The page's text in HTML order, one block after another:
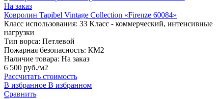
На заказ
Ковролин Tapibel Vintage Collection «Firenze 60084»
Класс использования: 33 Класс - коммерческий, интенсивные
нагрузки
Тип ворса: Петлевой
Пожарная безопасность: КМ2
Наличие товара: На заказ
6 500 руб./м2
Рассчитать стоимость
В избранное В избранном
Сравнить